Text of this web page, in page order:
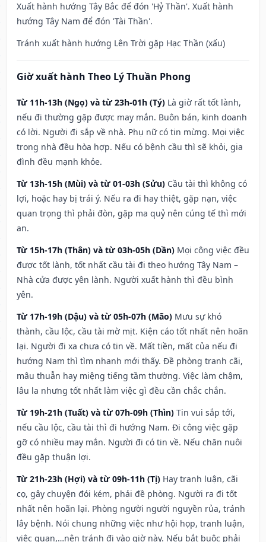
Xuất hành hướng Tây Bắc để đón 'Hỷ Thần'. Xuất hành
hướng Tây Nam để đón 'Tài Thần'.
Tránh xuất hành hướng Lên Trời gặp Hạc Thần (xấu)
Giờ xuất hành Theo Lý Thuần Phong
Từ 11h-13h (Ngọ) và từ 23h-01h (Tý) Là giờ rất tốt lành,
nếu đi thường gặp được may mắn. Buôn bán, kinh doanh
có lời. Người đi sắp về nhà. Phụ nữ có tin mừng. Mọi việc
trong nhà đều hòa hợp. Nếu có bệnh cầu thì sẽ khỏi, gia
đình đều mạnh khỏe.
Từ 13h-15h (Mùi) và từ 01-03h (Sửu) Cầu tài thì không có
lợi, hoặc hay bị trái ý. Nếu ra đi hay thiệt, gặp nạn, việc
quan trọng thì phải đòn, gặp ma quỷ nên cúng tế thì mới
an.
Từ 15h-17h (Thân) và từ 03h-05h (Dần) Mọi công việc đều
được tốt lành, tốt nhất cầu tài đi theo hướng Tây Nam –
Nhà cửa được yên lành. Người xuất hành thì đều bình
yên.
Từ 17h-19h (Dậu) và từ 05h-07h (Mão) Mưu sự khó
thành, cầu lộc, cầu tài mờ mịt. Kiện cáo tốt nhất nên hoãn
lại. Người đi xa chưa có tin về. Mất tiền, mất của nếu đi
hướng Nam thì tìm nhanh mới thấy. Đề phòng tranh cãi,
mâu thuẫn hay miệng tiếng tầm thường. Việc làm chậm,
lâu la nhưng tốt nhất làm việc gì đều cần chắc chắn.
Từ 19h-21h (Tuất) và từ 07h-09h (Thìn) Tin vui sắp tới,
nếu cầu lộc, cầu tài thì đi hướng Nam. Đi công việc gặp
gỡ có nhiều may mắn. Người đi có tin về. Nếu chăn nuôi
đều gặp thuận lợi.
Từ 21h-23h (Hợi) và từ 09h-11h (Tị) Hay tranh luận, cãi
cọ, gây chuyện đói kém, phải đề phòng. Người ra đi tốt
nhất nên hoãn lại. Phòng người người nguyền rủa, tránh
lây bệnh. Nói chung những việc như hội họp, tranh luận,
việc quan,…nên tránh đi vào giờ này. Nếu bắt buộc phải